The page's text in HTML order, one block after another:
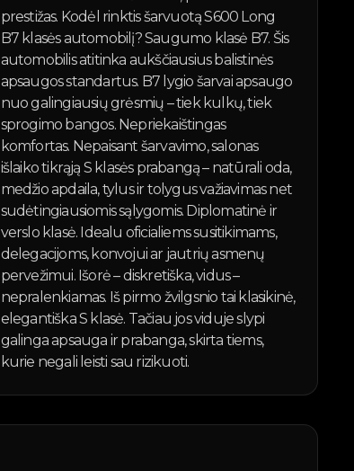
prestižas. Kodėl rinktis šarvuotą S600 Long
B7 klasės automobilį? Saugumo klasė B7. Šis
automobilis atitinka aukščiausius balistinės
apsaugos standartus. B7 lygio šarvai apsaugo
nuo galingiausių grėsmių – tiek kulkų, tiek
sprogimo bangos. Nepriekaištingas
komfortas. Nepaisant šarvavimo, salonas
išlaiko tikrąją S klasės prabangą – natūrali oda,
medžio apdaila, tylus ir tolygus važiavimas net
sudėtingiausiomis sąlygomis. Diplomatinė ir
verslo klasė. Idealu oficialiems susitikimams,
delegacijoms, konvojui ar jautrių asmenų
pervežimui. Išorė – diskretiška, vidus –
nepralenkiamas. Iš pirmo žvilgsnio tai klasikinė,
elegantiška S klasė. Tačiau jos viduje slypi
galinga apsauga ir prabanga, skirta tiems,
kurie negali leisti sau rizikuoti.